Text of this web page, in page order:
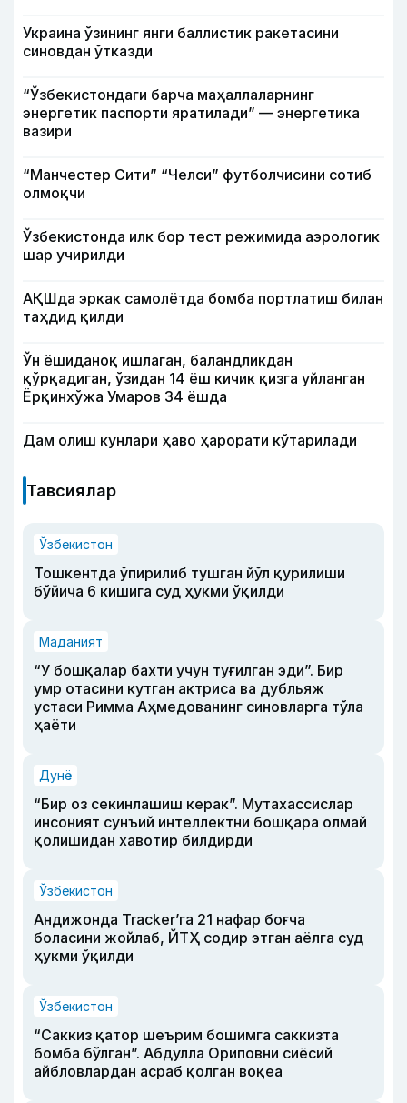
Украина ўзининг янги баллистик ракетасини
синовдан ўтказди
“Ўзбекистондаги барча маҳаллаларнинг
энергетик паспорти яратилади” — энергетика
вазири
“Манчестер Сити” “Челси” футболчисини сотиб
олмоқчи
Ўзбекистонда илк бор тест режимида аэрологик
шар учирилди
АҚШда эркак самолётда бомба портлатиш билан
таҳдид қилди
Ўн ёшиданоқ ишлаган, баландликдан
қўрқадиган, ўзидан 14 ёш кичик қизга уйланган
Ёрқинхўжа Умаров 34 ёшда
Дам олиш кунлари ҳаво ҳарорати кўтарилади
Тавсиялар
Ўзбекистон
Тошкентда ўпирилиб тушган йўл қурилиши
бўйича 6 кишига суд ҳукми ўқилди
Маданият
“У бошқалар бахти учун туғилган эди”. Бир
умр отасини кутган актриса ва дубльяж
устаси Римма Аҳмедованинг синовларга тўла
ҳаёти
Дунё
“Бир оз секинлашиш керак”. Мутахассислар
инсоният сунъий интеллектни бошқара олмай
қолишидан хавотир билдирди
Ўзбекистон
Андижонда Tracker’га 21 нафар боғча
боласини жойлаб, ЙТҲ содир этган аёлга суд
ҳукми ўқилди
Ўзбекистон
“Саккиз қатор шеърим бошимга саккизта
бомба бўлган”. Абдулла Ориповни сиёсий
айбловлардан асраб қолган воқеа